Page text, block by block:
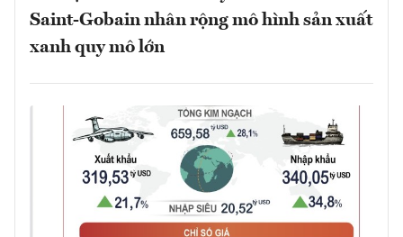
Saint-Gobain nhân rộng mô hình sản xuất
xanh quy mô lớn